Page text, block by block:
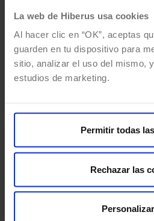
La web de Hiberus usa cookies
Al hacer clic en “OK”, aceptas
guarden en tu dispositivo para
sitio, analizar el uso del mismo,
estudios de marketing.
Permitir todas
Personalizar
Rechazar las
fácilmente flujos de trabajo
para generar impacto en su
Por qué hiberus